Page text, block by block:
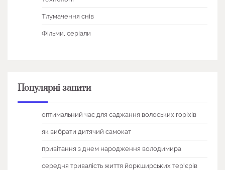
Тлумачення снів
Фільми, серіали
Популярні запити
оптимальний час для саджання волоських горіхів
як вибрати дитячий самокат
привітання з днем народження володимира
середня тривалість життя йоркширських тер'єрів